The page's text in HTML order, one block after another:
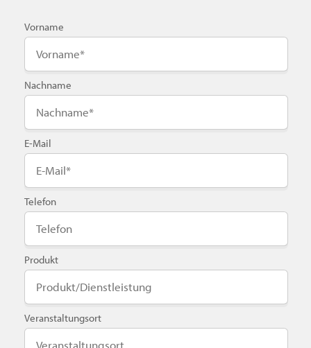
Vorname
Nachname
E-Mail
Telefon
Produkt
Veranstaltungsort